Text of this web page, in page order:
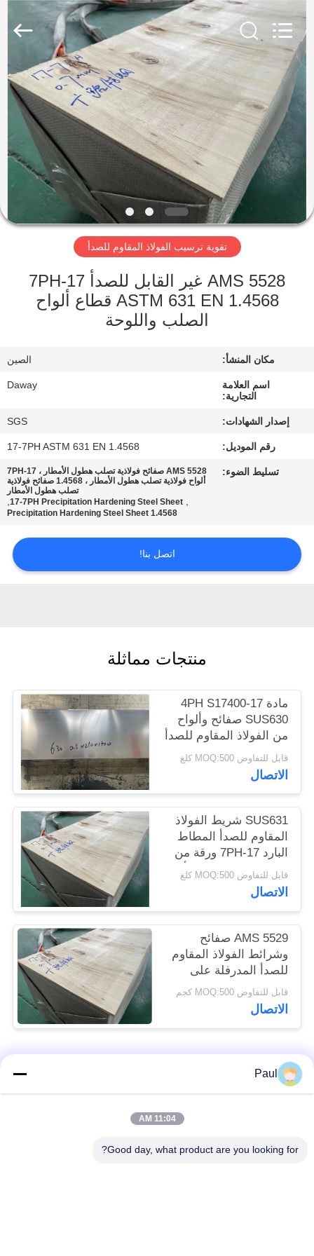
الصفحة
الرئيسية
منتجات
أشرطة
فيديو
معلومات
المعمل
مراقبة
الجودة
اطلب
اقتباس
PRIVACY
POLICY
Special
Co.,
Ltd.
Rights
Reserved.
تقوية ترسيب الفولاذ المقاوم للصدأ
AMS 5528 غير القابل للصدأ 17-7PH
ASTM 631 EN 1.4568 قطاع ألواح
الصلب واللوحة
مكان المنشأ: الصين
اسم العلامة
التجارية:
Daway
إصدار الشهادات: SGS
رقم الموديل: 17-7PH ASTM 631 EN 1.4568
تسليط الضوء:
AMS 5528 صفائح فولاذية تصلب هطول الأمطار ، 17-7PH
ألواح فولاذية تصلب هطول الأمطار ، 1.4568 صفائح فولاذية
تصلب هطول الأمطار
,
17-7PH Precipitation Hardening Steel Sheet
,
1.4568 Precipitation Hardening Steel Sheet
اتصل بنا!
منتجات مماثلة
مادة 17-4PH S17400
SUS630 صفائح وألواح
من الفولاذ المقاوم للصدأ
قابل للتفاوض MOQ:500 كلغ
الاتصال
SUS631 شريط الفولاذ
المقاوم للصدأ المطاط
البارد 17-7PH ورقة من
الفولاذ المقاوم للصدأ ،
صفيحة
قابل للتفاوض MOQ:500 كلغ
الاتصال
AMS 5529 صفائح
وشرائط الفولاذ المقاوم
للصدأ المدرفلة على
البارد 17-7PH
قابل للتفاوض MOQ:500 كجم
الاتصال
فئات شعبية
Paul
11:04 AM
Good day, what product are you looking for?